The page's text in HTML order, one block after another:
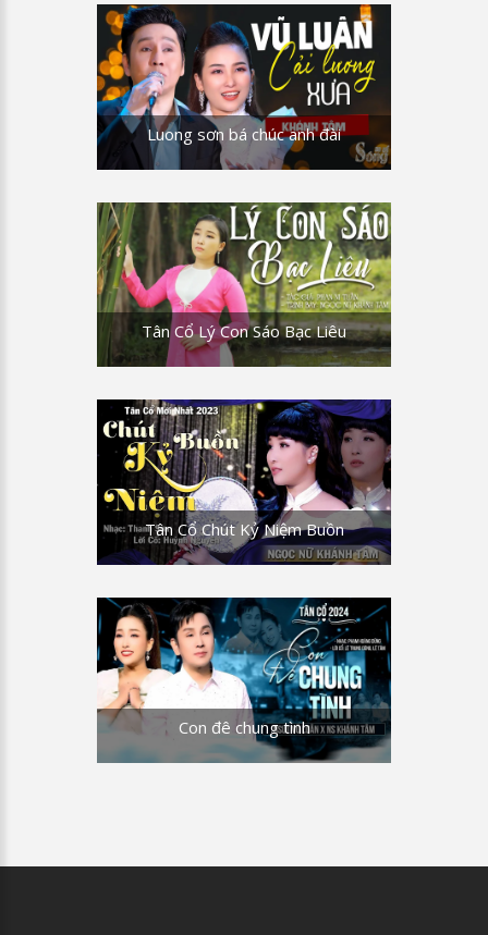
Luong sơn bá chúc anh đài
Tân Cổ Lý Con Sáo Bạc Liêu
Tân Cổ Chút Kỷ Niệm Buồn
Con đê chung tình